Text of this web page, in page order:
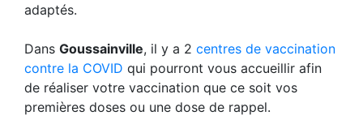
adaptés.
Dans Goussainville, il y a 2 centres de vaccination
contre la COVID qui pourront vous accueillir afin
de réaliser votre vaccination que ce soit vos
premières doses ou une dose de rappel.